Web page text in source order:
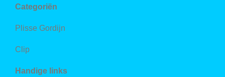
Categoriën
Plisse Gordijn
Clip
Handige links